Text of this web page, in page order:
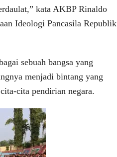
kata AKBP Rinaldo
Ideologi Pancasila Republik
sebuah bangsa yang
menjadi bintang yang
cita pendirian negara.